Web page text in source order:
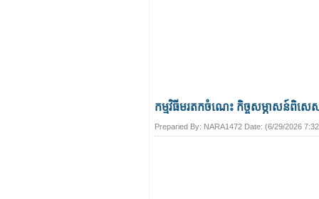
កម្មវិធីមរតកចំណេះ កិច្ចសម្ភាសន៍ពិសេ
Preparied By: NARA1472 Date: (6/29/2026